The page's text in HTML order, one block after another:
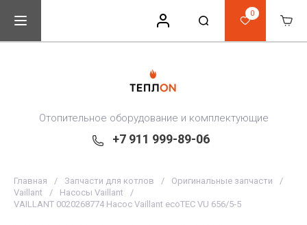
0
Отопительное оборудование и комплектующие
+7 911 999-89-06
Главная / Запчасти для котлов / Оригинальные запчасти
/
Vaillant
/ Насосы Vaillant
/
VAILLANT 0020268774 Насос Vaillant ecoTEC VU 656/5-5